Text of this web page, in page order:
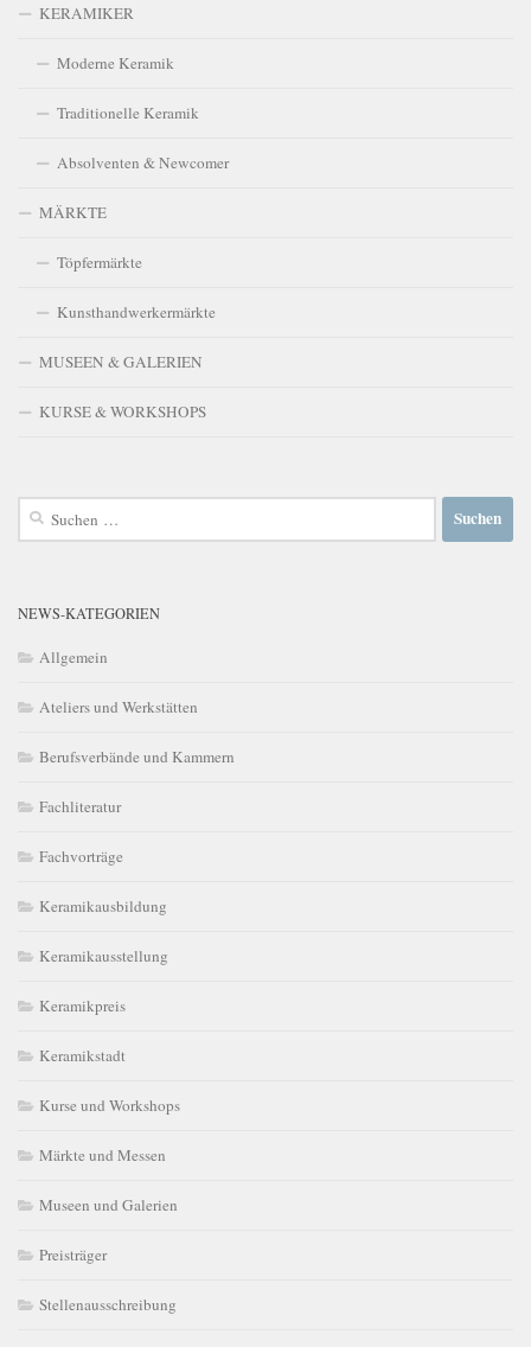
KERAMIKER
Moderne Keramik
Traditionelle Keramik
Absolventen & Newcomer
MÄRKTE
Töpfermärkte
Kunsthandwerkermärkte
MUSEEN & GALERIEN
KURSE & WORKSHOPS
Suchen
NEWS-KATEGORIEN
Allgemein
Ateliers und Werkstätten
Berufsverbände und Kammern
Fachliteratur
Fachvorträge
Keramikausbildung
Keramikausstellung
Keramikpreis
Keramikstadt
Kurse und Workshops
Märkte und Messen
Museen und Galerien
Preisträger
Stellenausschreibung